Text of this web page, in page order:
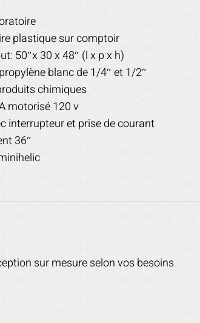
plastique sur comptoir
50″x 30 x 48″ (l x p x h)
blanc de 1/4″ et 1/2″
chimiques
motorisé 120 v
interrupteur et prise de courant
36″
sur mesure selon vos besoins